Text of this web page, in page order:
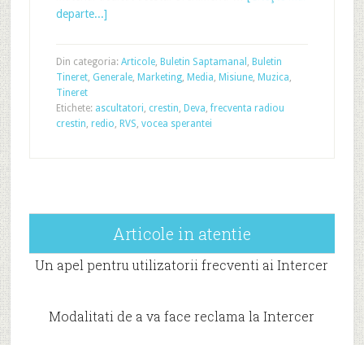
departe...]
Din categoria: Articole, Buletin Saptamanal , Buletin
Tineret, Generale, Marketing, Media, Misiune, Muzica,
Tineret
Etichete: ascultatori, crestin, Deva,frecventa radiou
crestin, redio, RVS, vocea sperantei
Articole in atentie
Un apel pentru utilizatorii frecventi ai Intercer
Modalitati de a va face reclama la Intercer